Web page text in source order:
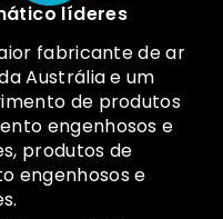
líderes
fabricante de ar
Austrália e um
de produtos
engenhosos e
produtos de
engenhosos e